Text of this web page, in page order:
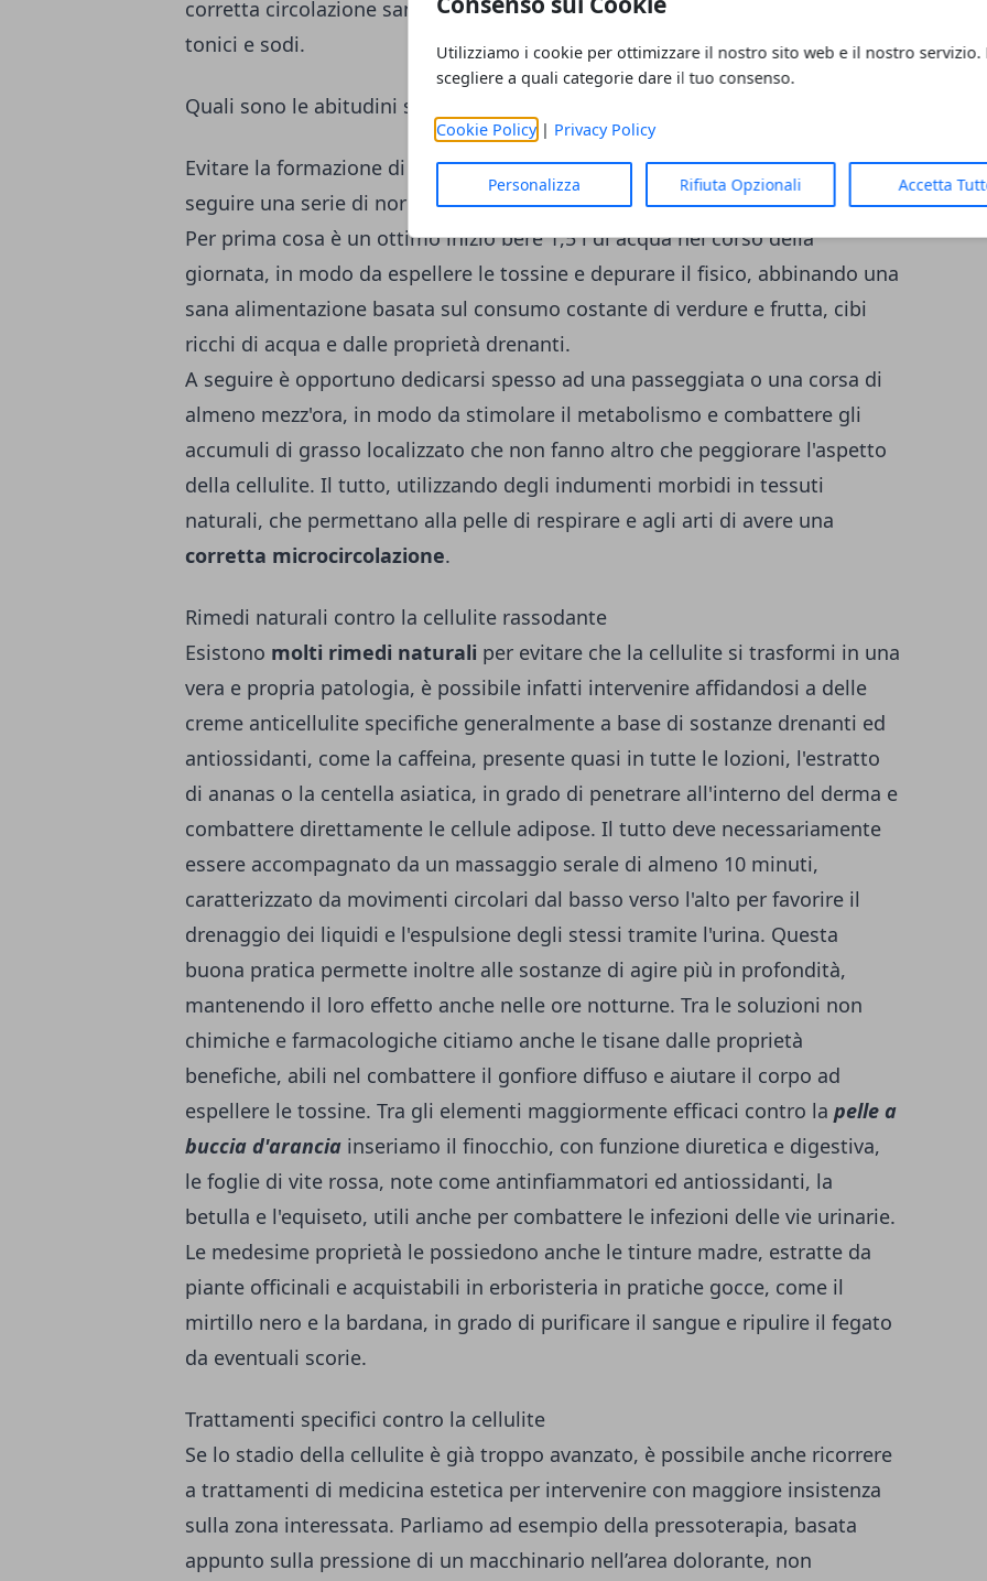
Utilizziamo i cookie per ottimizzare il nostro sito web e il nostro servizio.
scegliere a quali categorie dare il tuo consenso.
Cookie Policy| Privacy Policy
Personalizza Rifiuta Opzionali Accetta
corretta circolazione sanguigna e tende a rendere i tessuti della pelle meno
tonici e sodi.
Quali sono le abitudini sane per contrastare la Cellulite?
Evitare la formazione di questo fastidioso squilibrio è possibile, basta
seguire una serie di norme comportamentali da ripetere quotidianamente.
Per prima cosa è un ottimo inizio bere 1,5 l di acqua nel corso della
giornata, in modo da espellere le tossine e depurare il fisico, abbinando una
sana alimentazione basata sul consumo costante di verdure e frutta, cibi
ricchi di acqua e dalle proprietà drenanti.
A seguire è opportuno dedicarsi spesso ad una passeggiata o una corsa di
almeno mezz'ora, in modo da stimolare il metabolismo e combattere gli
accumuli di grasso localizzato che non fanno altro che peggiorare l'aspetto
della cellulite. Il tutto, utilizzando degli indumenti morbidi in tessuti
naturali, che permettano alla pelle di respirare e agli arti di avere una
corretta microcircolazione.
Rimedi naturali contro la cellulite rassodante
Esistono molti rimedi naturali per evitare che la cellulite si trasformi in una
vera e propria patologia, è possibile infatti intervenire affidandosi a delle
creme anticellulite specifiche generalmente a base di sostanze drenanti ed
antiossidanti, come la caffeina, presente quasi in tutte le lozioni, l'estratto
di ananas o la centella asiatica, in grado di penetrare all'interno del derma e
combattere direttamente le cellule adipose. Il tutto deve necessariamente
essere accompagnato da un massaggio serale di almeno 10 minuti,
caratterizzato da movimenti circolari dal basso verso l'alto per favorire il
drenaggio dei liquidi e l'espulsione degli stessi tramite l'urina. Questa
buona pratica permette inoltre alle sostanze di agire più in profondità,
mantenendo il loro effetto anche nelle ore notturne. Tra le soluzioni non
chimiche e farmacologiche citiamo anche le tisane dalle proprietà
benefiche, abili nel combattere il gonfiore diffuso e aiutare il corpo ad
espellere le tossine. Tra gli elementi maggiormente efficaci contro la pelle a
buccia d'arancia inseriamo il finocchio, con funzione diuretica e digestiva,
le foglie di vite rossa, note come antinfiammatori ed antiossidanti, la
betulla e l'equiseto, utili anche per combattere le infezioni delle vie urinarie.
Le medesime proprietà le possiedono anche le tinture madre, estratte da
piante officinali e acquistabili in erboristeria in pratiche gocce, come il
mirtillo nero e la bardana, in grado di purificare il sangue e ripulire il fegato
da eventuali scorie.
Trattamenti specifici contro la cellulite
Se lo stadio della cellulite è già troppo avanzato, è possibile anche ricorrere
a trattamenti di medicina estetica per intervenire con maggiore insistenza
sulla zona interessata. Parliamo ad esempio della pressoterapia, basata
appunto sulla pressione di un macchinario nell’area dolorante, non